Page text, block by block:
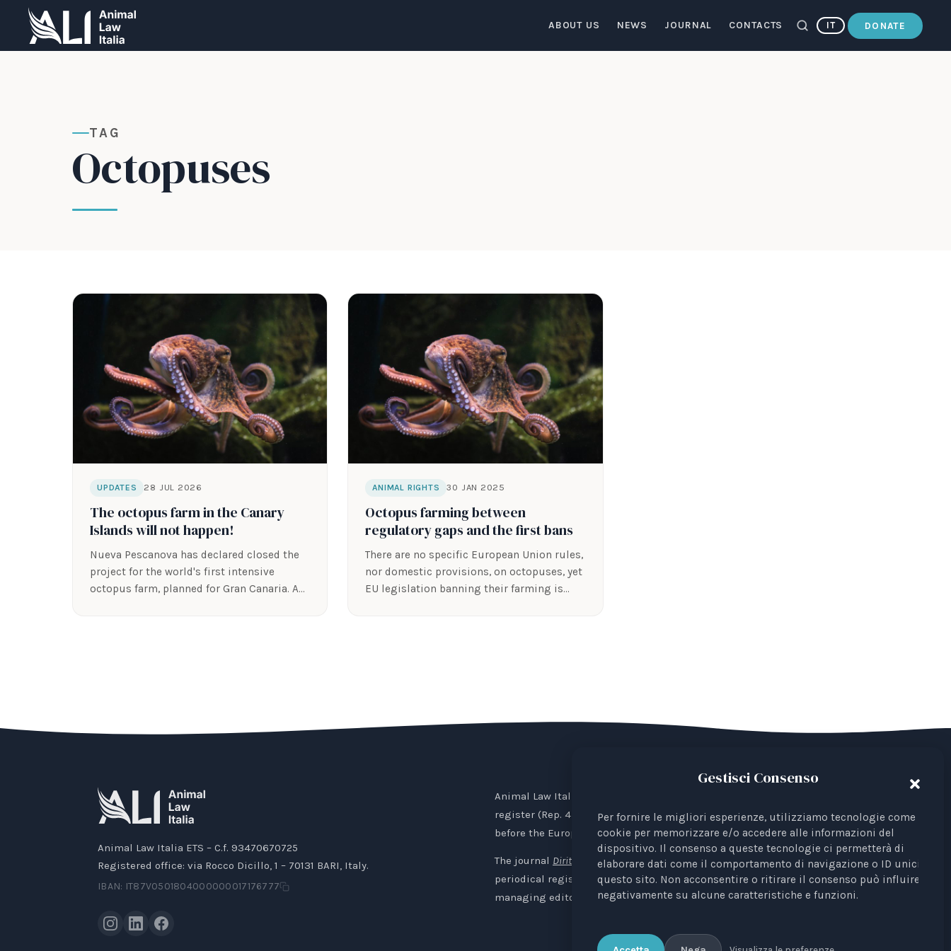
Gestisci Consenso
Per fornire le migliori esperienze, utilizziamo tecnologie come i
cookie per memorizzare e/o accedere alle informazioni del
dispositivo. Il consenso a queste tecnologie ci permetterà di
elaborare dati come il comportamento di navigazione o ID unici su
questo sito. Non acconsentire o ritirare il consenso può influire
negativamente su alcune caratteristiche e funzioni.
ABOUT US NEWS JOURNAL CONTACTS IT DONATE
TAG
Octopuses
UPDATES 28 JUL 2026
The octopus farm in the Canary
Islands will not happen!
Nueva Pescanova has declared closed the
project for the world's first intensive
octopus farm, planned for Gran Canaria. A
ANIMAL RIGHTS 30 JAN 2025
Octopus farming between
regulatory gaps and the first bans
There are no specific European Union rules,
nor domestic provisions, on octopuses, yet
EU legislation banning their farming is
Animal Law Italia ETS – C.f. 93470670725
Registered office: via Rocco Dicillo, 1 – 70131 BARI, Italy.
IBAN: IT87V0501804000000017176777
Animal Law Italia is an Italian Third Sector Entity listed in the RUNTS
register (Rep. 4 of 01/03/2022), recognised as an interest representative
before the European Institutions.
The journal Diritti degli Animali. Profili Etici, Scientifici e Giuridiciis a
periodical registered with the Court of Bari, no. 8/2023 of 18/09/2023,
managing editor: Avv. Elisa Scarpino.